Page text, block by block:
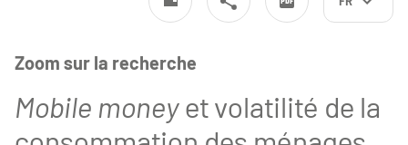
Zoom sur la recherche
Mobile moneyet volatilité de la